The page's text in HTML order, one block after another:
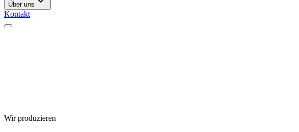
Über uns
Kontakt
Wir produzieren